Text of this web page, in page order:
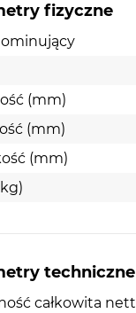
osoby
fizyczne
(mm)
(mm)
(mm)
techniczne
całkowita